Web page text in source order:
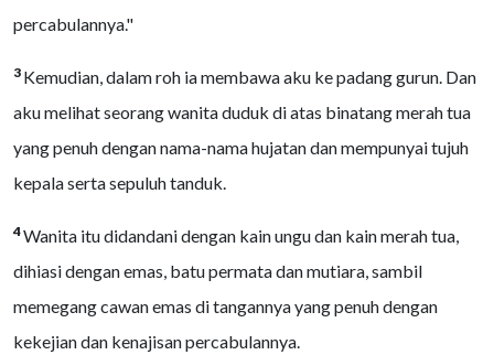
percabulannya."
3 Kemudian, dalam roh ia membawa aku ke padang gurun. Dan
aku melihat seorang wanita duduk di atas binatang merah tua
yang penuh dengan nama-nama hujatan dan mempunyai tujuh
kepala serta sepuluh tanduk.
4Wanita itu didandani dengan kain ungu dan kain merah tua,
dihiasi dengan emas, batu permata dan mutiara, sambil
memegang cawan emas di tangannya yang penuh dengan
kekejian dan kenajisan percabulannya.